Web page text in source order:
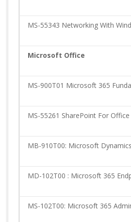
MS-55343 Networking With
Microsoft Office
MS-900T01 Microsoft 365
MS-55261 SharePoint For Office
MB-910T00: Microsoft
MD-102T00 : Microsoft 365
MS-102T00: Microsoft 365